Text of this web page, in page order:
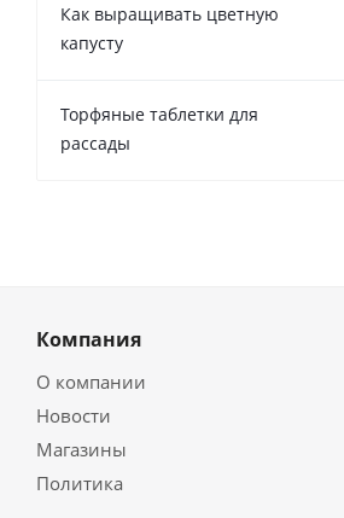
Как выращивать цветную
капусту
Торфяные таблетки для
рассады
Компания
О компании
Новости
Магазины
Политика